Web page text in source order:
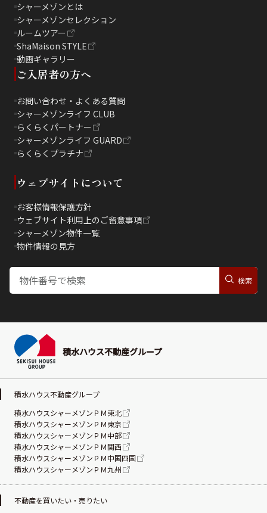
シャーメゾンとは
シャーメゾンセレクション
ルームツアー
ShaMaison STYLE
動画ギャラリー
ご入居者の方へ
お問い合わせ・よくある質問
シャーメゾンライフ CLUB
らくらくパートナー
シャーメゾンライフ GUARD
らくらくプラチナ
ウェブサイトについて
お客様情報保護方針
ウェブサイト利用上のご留意事項
シャーメゾン物件一覧
物件情報の見方
積水ハウス不動産グループ
積水ハウス不動産グループ
積水ハウスシャーメゾンＰＭ東北
積水ハウスシャーメゾンＰＭ東京
積水ハウスシャーメゾンＰＭ中部
積水ハウスシャーメゾンＰＭ関西
積水ハウスシャーメゾンＰＭ中国四国
積水ハウスシャーメゾンＰＭ九州
不動産を買いたい・売りたい